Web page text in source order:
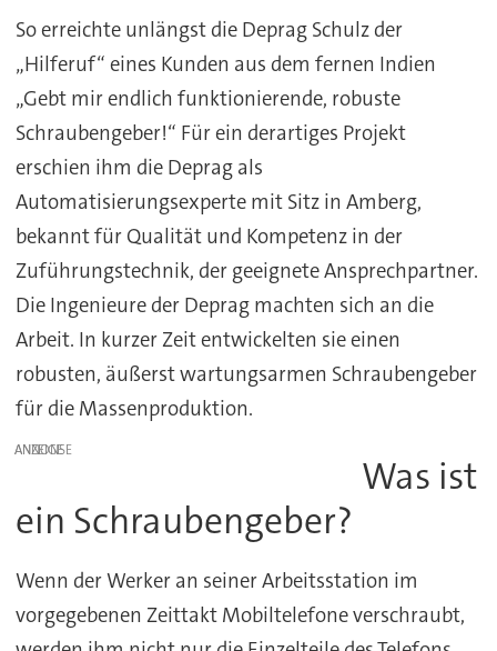
So erreichte unlängst die Deprag Schulz der
„Hilferuf“ eines Kunden aus dem fernen Indien
„Gebt mir endlich funktionierende, robuste
Schraubengeber!“ Für ein derartiges Projekt
erschien ihm die Deprag als
Automatisierungsexperte mit Sitz in Amberg,
bekannt für Qualität und Kompetenz in der
Zuführungstechnik, der geeignete Ansprechpartner.
Die Ingenieure der Deprag machten sich an die
Arbeit. In kurzer Zeit entwickelten sie einen
robusten, äußerst wartungsarmen Schraubengeber
für die Massenproduktion.
ANZEIGE
Was ist
ein Schraubengeber?
Wenn der Werker an seiner Arbeitsstation im
vorgegebenen Zeittakt Mobiltelefone verschraubt,